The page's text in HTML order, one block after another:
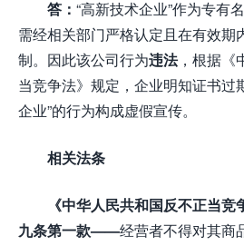
答： “高新技术企业”作为专有
需经相关部门严格认定且在有效期
制。因此该公司行为违法，根据《
当竞争法》规定，企业明知证书过
企业”的行为构成虚假宣传。
相关法条
《中华人民共和国反不正当
九条第一款——经营者不得对其商